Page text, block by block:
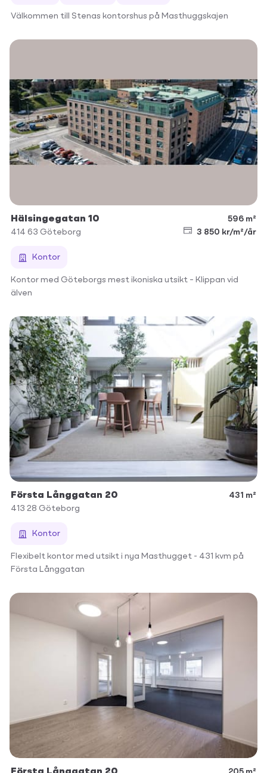
Välkommen till Stenas kontorshus på Masthuggskajen
Hälsingegatan 10
596 m²
414 63 Göteborg 3 850 kr/m²/år
Kontor
Kontor med Göteborgs mest ikoniska utsikt – Klippan vid
älven
Första Långgatan 20
431 m²
413 28 Göteborg
Kontor
Flexibelt kontor med utsikt i nya Masthugget - 431 kvm på
Första Långgatan